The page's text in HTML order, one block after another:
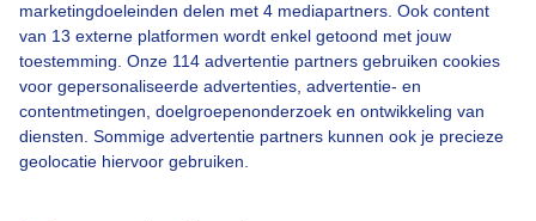
marketingdoeleinden delen met 4 mediapartners. Ook content
van 13 externe platformen wordt enkel getoond met jouw
toestemming. Onze 114 advertentie partners gebruiken cookies
voor gepersonaliseerde advertenties, advertentie- en
contentmetingen, doelgroepenonderzoek en ontwikkeling van
diensten. Sommige advertentie partners kunnen ook je precieze
geolocatie hiervoor gebruiken.
Over Buienradar
Bedrijfsgegevens